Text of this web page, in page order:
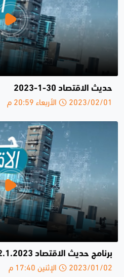
حديث الاقتصاد 30-1-2023
2023/02/01 الأربعاء 20:59 م
برنامج حديث الاقتصاد 2.1.2023
2023/01/02 الإثنين 17:40 م